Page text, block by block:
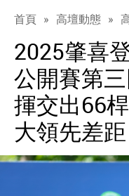
首頁 » 高壇動態 »
2025肇喜
公開賽第
揮交出66
大領先差距